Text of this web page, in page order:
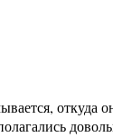
откуда